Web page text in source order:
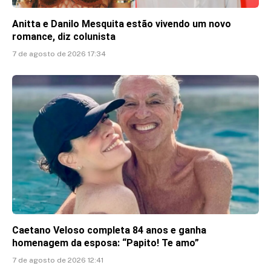
Anitta e Danilo Mesquita estão vivendo um novo
romance, diz colunista
7 de agosto de 2026 17:34
Caetano Veloso completa 84 anos e ganha
homenagem da esposa: “Papito! Te amo”
7 de agosto de 2026 12:41